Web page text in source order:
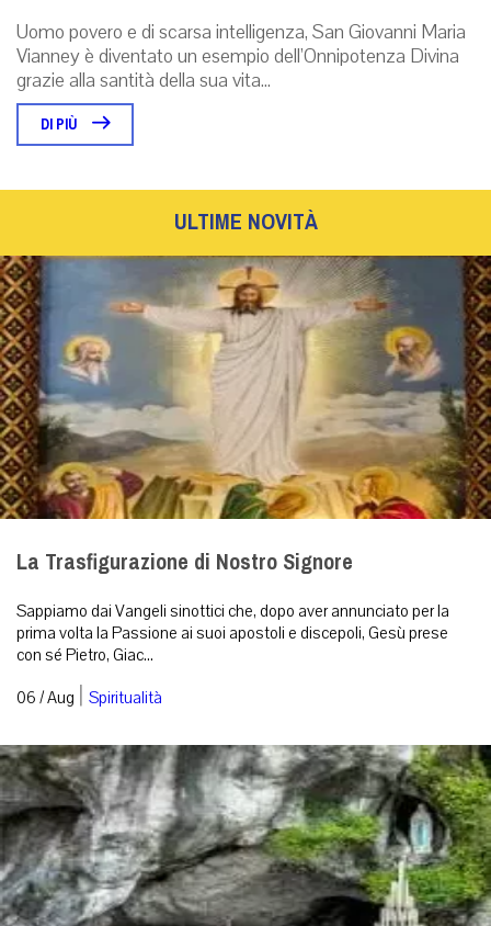
Uomo povero e di scarsa intelligenza, San Giovanni Maria
Vianney è diventato un esempio dell’Onnipotenza Divina
grazie alla santità della sua vita...
DI PIÙ
ULTIME NOVITÀ
La Trasfigurazione di Nostro Signore
Sappiamo dai Vangeli sinottici che, dopo aver annunciato per la
prima volta la Passione ai suoi apostoli e discepoli, Gesù prese
con sé Pietro, Giac...
06 / Aug | Spiritualità